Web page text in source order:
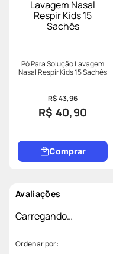
Pó Para Solução Lavagem
Nasal Respir Kids 15 Sachês
R$ 43,96
R$ 40,90
Comprar
Avaliações
Carregando…